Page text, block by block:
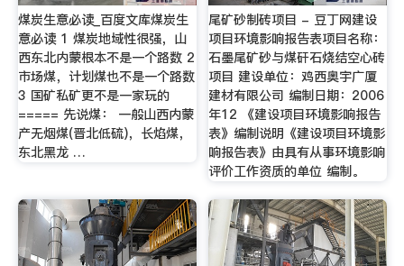
煤炭生意必读_百度文库煤炭生
意必读 1 煤炭地域性很强，山
西东北内蒙根本不是一个路数 2
市场煤，计划煤也不是一个路数
3 国矿私矿更不是一家玩的
===== 先说煤： 一般山西内蒙
产无烟煤(晋北低硫)，长焰煤，
东北黑龙 …
尾矿砂制砖项目 - 豆丁网建设
项目环境影响报告表项目名称：
石墨尾矿砂与煤矸石烧结空心砖
项目 建设单位：鸡西奥宇广厦
建材有限公司 编制日期：2006
年12 《建设项目环境影响报告
表》编制说明《建设项目环境影
响报告表》由具有从事环境影响
评价工作资质的单位 编制。